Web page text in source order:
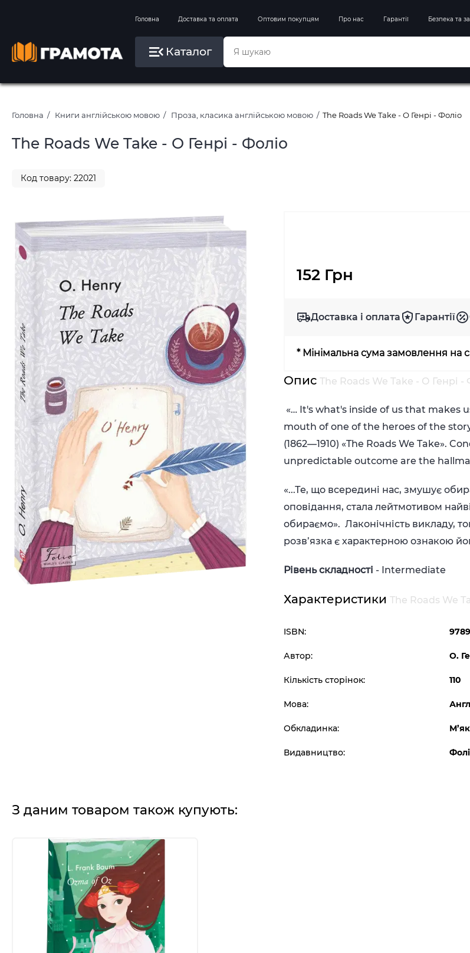
Головна Доставка та оплата Оптовим покупцям Про нас Гарантії Безпека та
Каталог
Вправи на зимові канікули
Літо, пляж, плавання, басейни
Картини за номерами
Головна Книги англійською мовою Проза, класика англійською мовою The Roads We Take - О Генрі - Фоліо
The Roads We Take - О Генрі - Фоліо
Код товару: 22021
152 Грн
Доставка і оплата Гарантії
* Мінімальна сума замовлення на
ОписThe Roads We Take - О Генрі -
«… It's what's inside of us that
mouth of one of the heroes of the
(1862—1910) «The Roads We Take».
unpredictable outcome are the
«...Те, що всередині нас, змушує
оповідання, стала лейтмотивом
обираємо». Лаконічність викладу,
розв’язка є характерною ознакою
Рівень складності - Intermediate
ХарактеристикиThe Roads We
ISBN:
Автор: О.
Кількість сторінок: 110
Мова:
Обкладинка:
Видавництво:
З даним товаром також купують: